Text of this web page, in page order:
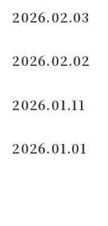
2026.02.03
2026.02.02
2026.01.11
2026.01.01